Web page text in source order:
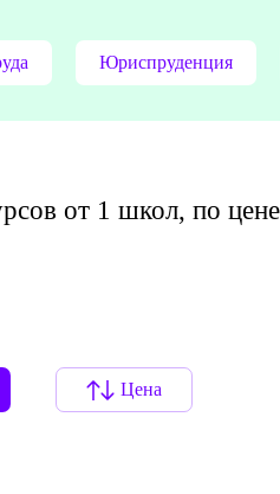
Юриспруденция
от 1 школ, по
Цена